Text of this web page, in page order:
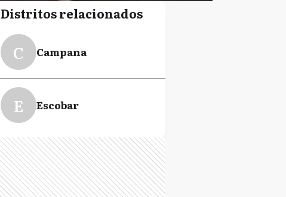
Distritos relacionados
C Campana
E Escobar